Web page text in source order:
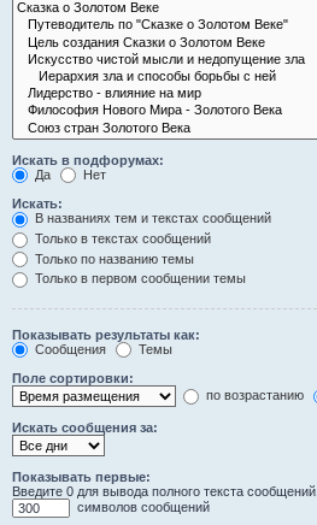
Искать в подфорумах:
Да
Нет
Искать:
В названиях тем и текстах сообщений
Только в текстах сообщений
Только по названию темы
Только в первом сообщении темы
Показывать результаты как:
Сообщения
Темы
Поле сортировки:
по возрастанию
Искать сообщения за:
Показывать первые:
Введите 0 для вывода полного текста сообщений.
символов сообщений